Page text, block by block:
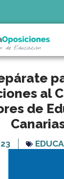
al
de